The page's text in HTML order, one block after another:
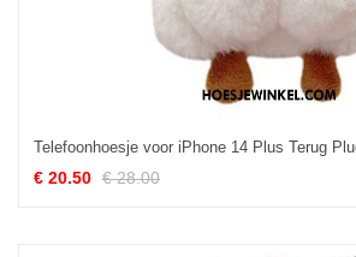
Telefoonhoesje voor iPhone 14 Plus Terug
€ 20.50 € 28.00